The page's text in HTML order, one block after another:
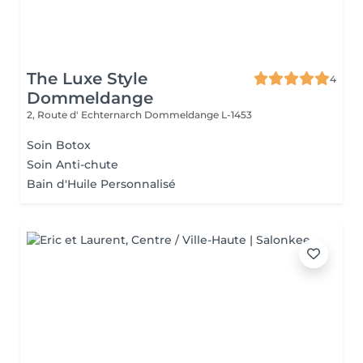
The Luxe Style
Dommeldange
4
2, Route d' Echternarch Dommeldange L-1453
Soin Botox
Soin Anti-chute
Bain d'Huile Personnalisé